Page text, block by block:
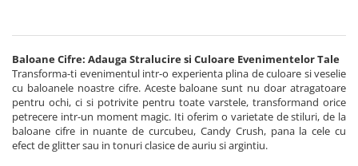
Cap minirosa
Cap orhidee phalaenopsis
Crengi decorative
Ghirlande
Copaci si Plante
Flori artificiale la ghiveci
Baloane Cifre: Adauga Stralucire si Culoare Evenimentelor Tale
Transforma-ti evenimentul intr-o experienta plina de culoare si veselie
cu baloanele noastre cifre. Aceste baloane sunt nu doar atragatoare
pentru ochi, ci si potrivite pentru toate varstele, transformand orice
petrecere intr-un moment magic. Iti oferim o varietate de stiluri, de la
baloane cifre in nuante de curcubeu, Candy Crush, pana la cele cu
efect de glitter sau in tonuri clasice de auriu si argintiu.